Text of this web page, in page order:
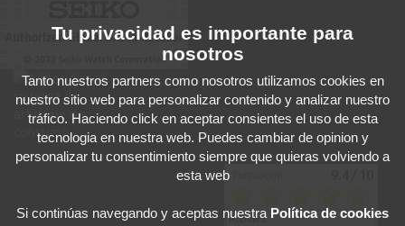
Tu privacidad es importante para
nosotros
Tanto nuestros partners como nosotros utilizamos cookies en
nuestro sitio web para personalizar contenido y analizar nuestro
tráfico. Haciendo click en aceptar consientes el uso de esta
tecnologia en nuestra web. Puedes cambiar de opinion y
personalizar tu consentimiento siempre que quieras volviendo a
esta web
Si continúas navegando y aceptas nuestra Política de cookies